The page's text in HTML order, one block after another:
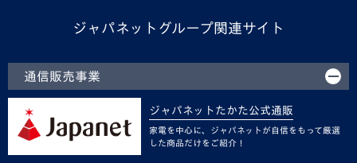
ジャパネットグループ関連サイト
通信販売事業
ジャパネットたかた公式通販
家電を中心に、ジャパネットが自信をもって厳選
した商品だけをご紹介！